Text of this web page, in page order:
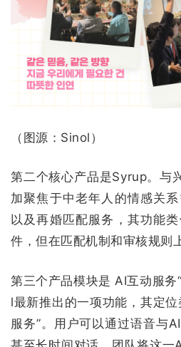
（图源：Sinol）
第二个核心产品是Syrup。与
加聚焦于中老年人的情感关
以及再婚匹配服务，其功能
件，但在匹配机制和审核规则
第三个产品模块是 AI互动服
l最新推出的一项功能，其定
服务”。用户可以通过语音与